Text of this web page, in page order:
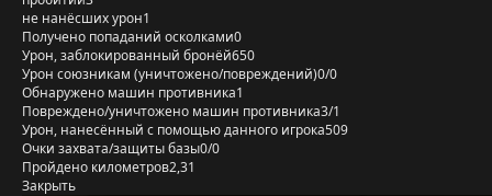
не нанёсших урон1
Получено попаданий осколками0
Урон, заблокированный бронёй650
Урон союзникам (уничтожено/повреждений)0/0
Обнаружено машин противника1
Повреждено/уничтожено машин противника3/1
Урон, нанесённый с помощью данного игрока509
Очки захвата/защиты базы0/0
Пройдено километров2,31
Закрыть